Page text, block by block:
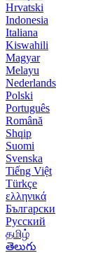
Hrvatski
Indonesia
Italiana
Kiswahili
Magyar
Melayu
Nederlands
Polski
Português
Română
Shqip
Suomi
Svenska
Tiếng Việt
Türkçe
ελληνικά
Български
Русский
தமிழ்
తెలుగు